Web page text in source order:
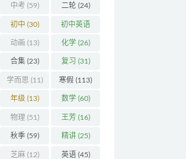
中考 (59) 二轮(24)
初中 (30) 初中英语
(32)
动画 (13) 化学(26)
合集(23) 复习 (31)
学而思 (11) 寒假 (113)
年级 (13) 数学(60)
物理 (51) 王芳(16)
秋季(59) 精讲(25)
芝麻(12) 英语(45)